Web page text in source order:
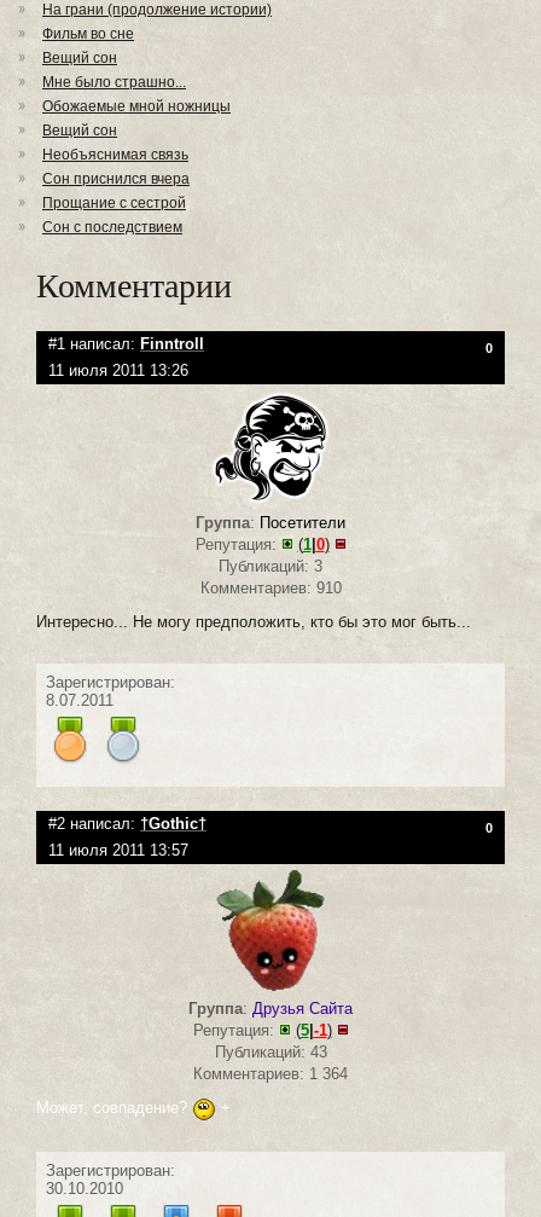
На грани (продолжение истории)
Фильм во сне
Вещий сон
Мне было страшно...
Обожаемые мной ножницы
Вещий сон
Необъяснимая связь
Сон приснился вчера
Прощание с сестрой
Сон с последствием
Комментарии
#1 написал: Finntroll 0
11 июля 2011 13:26
Группа: Посетители
Репутация:
(1| 0)
Публикаций: 3
Комментариев: 910
Интересно... Не могу предположить, кто бы это мог быть...
Зарегистрирован:
8.07.2011
#2 написал: †Gothic† 0
11 июля 2011 13:57
Группа: Друзья Сайта
Репутация:
(5| -1)
Публикаций: 43
Комментариев: 1 364
Может, совпадение?
+
Зарегистрирован:
30.10.2010